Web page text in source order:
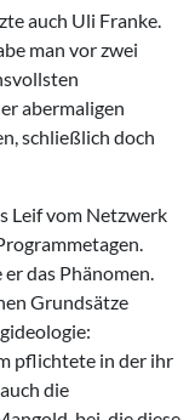
auch Uli Franke.
man vor zwei
abermaligen
schließlich doch
Leif vom Netzwerk
das Phänomen.
Grundsätze
pflichtete in der ihr
die